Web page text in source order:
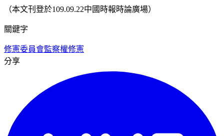
（本文刊登於109.09.22中國時報時論廣場）
關鍵字
修憲委員會監察權修憲
分享